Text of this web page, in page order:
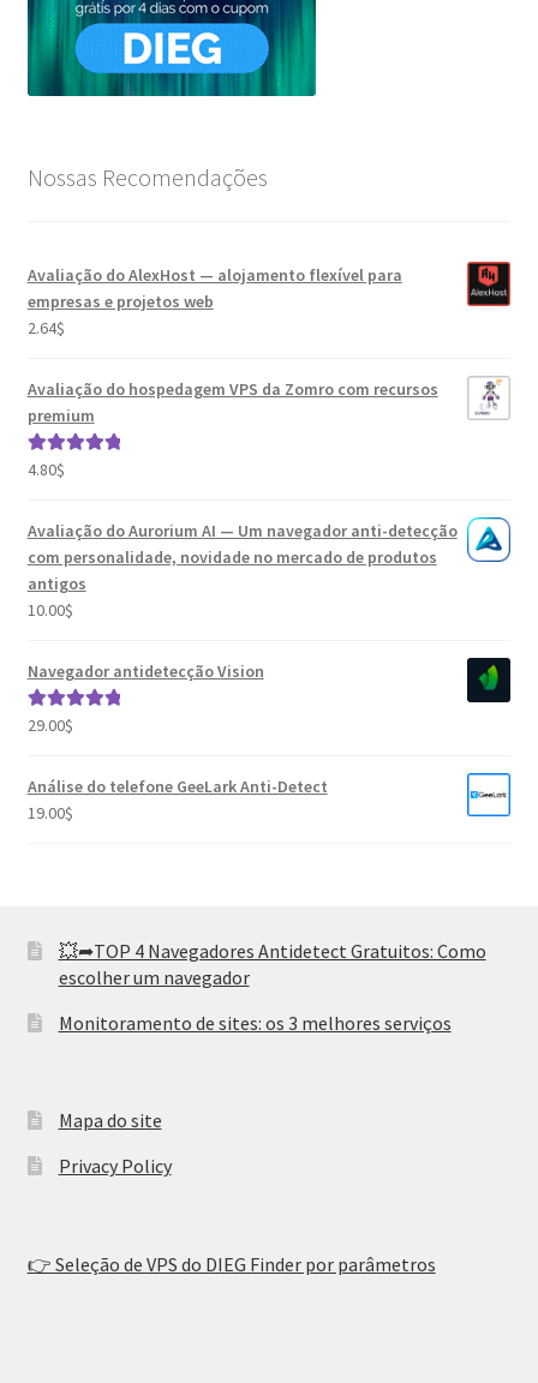
Nossas Recomendações
Avaliação do AlexHost — alojamento flexível para
empresas e projetos web
2.64$
Avaliação do hospedagem VPS da Zomro com recursos
premium
Avaliação
4.80$
Avaliação do Aurorium AI — Um navegador anti-detecção
com personalidade, novidade no mercado de produtos
antigos
10.00$
Navegador antidetecção Vision
Avaliação
29.00$
Análise do telefone GeeLark Anti-Detect
19.00$
💥➦TOP 4 Navegadores Antidetect Gratuitos: Como
escolher um navegador
Monitoramento de sites: os 3 melhores serviços
Mapa do site
Privacy Policy
👉 Seleção de VPS do DIEG Finder por parâmetros